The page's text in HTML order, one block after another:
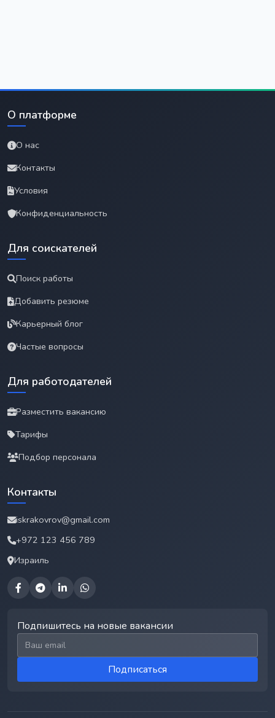
О платформе
О нас
Контакты
Условия
Конфиденциальность
Для соискателей
Поиск работы
Добавить резюме
Карьерный блог
Частые вопросы
Для работодателей
Разместить вакансию
Тарифы
Подбор персонала
Контакты
iskrakovrov@gmail.com
+972 123 456 789
Израиль
Подпишитесь на новые вакансии
Email для подписки
Подписаться